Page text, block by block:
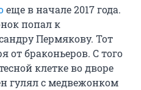
еще в начале 2017 года.
попал к
Пермякову. Тот
от браконьеров. С того
клетке во дворе
гулял с медвежонком